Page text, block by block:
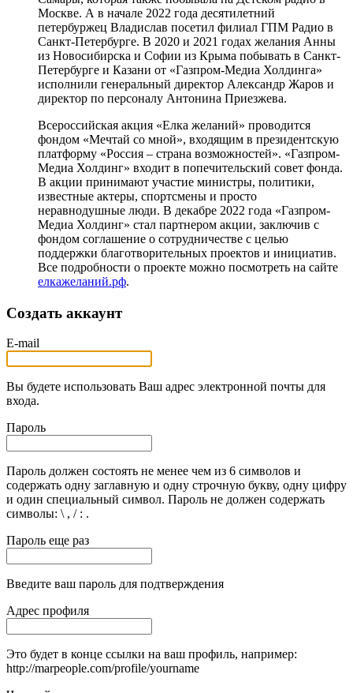
Москве. А в начале 2022 года десятилетний
петербуржец Владислав посетил филиал ГПМ Радио в
Санкт-Петербурге. В 2020 и 2021 годах желания Анны
из Новосибирска и Софии из Крыма побывать в Санкт-
Петербурге и Казани от «Газпром-Медиа Холдинга»
исполнили генеральный директор Александр Жаров и
директор по персоналу Антонина Приезжева.
Всероссийская акция «Елка желаний» проводится
фондом «Мечтай со мной», входящим в президентскую
платформу «Россия – страна возможностей». «Газпром-
Медиа Холдинг» входит в попечительский совет фонда.
В акции принимают участие министры, политики,
известные актеры, спортсмены и просто
неравнодушные люди. В декабре 2022 года «Газпром-
Медиа Холдинг» стал партнером акции, заключив с
фондом соглашение о сотрудничестве с целью
поддержки благотворительных проектов и инициатив.
Все подробности о проекте можно посмотреть на сайте
елкажеланий.рф.
Создать аккаунт
E-mail
Вы будете использовать Ваш адрес электронной почты для
входа.
Пароль
Пароль должен состоять не менее чем из 6 символов и
содержать одну заглавную и одну строчную букву, одну цифру
и один специальный символ. Пароль не должен содержать
символы: \ , / : .
Пароль еще раз
Введите ваш пароль для подтверждения
Адрес профиля
Это будет в конце ссылки на ваш профиль, например:
http://marpeople.com/profile/yourname